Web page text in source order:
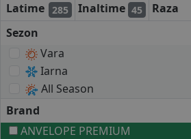
Latime 285 Inaltime 45 Raza
Sezon
Vara
Iarna
All Season
Brand
ANVELOPE PREMIUM